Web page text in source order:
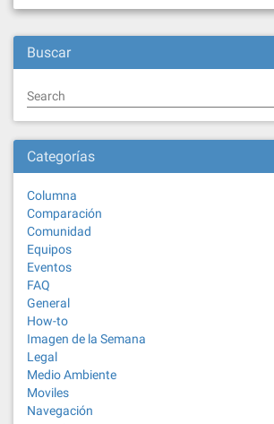
Buscar
Search
Categorías
Columna
Comparación
Comunidad
Equipos
Eventos
FAQ
General
How-to
Imagen de la Semana
Legal
Medio Ambiente
Moviles
Navegación